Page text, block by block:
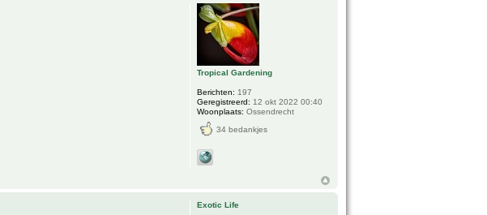
Tropical Gardening
Berichten: 197
Geregistreerd: 12 okt 2022 00:40
Woonplaats: Ossendrecht
34 bedankjes
Exotic Life